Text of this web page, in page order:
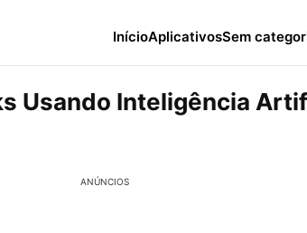
InícioAplicativosSem
Usando Inteligência
ANÚNCIOS